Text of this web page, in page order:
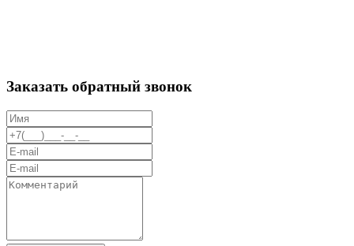
Заказать обратный звонок